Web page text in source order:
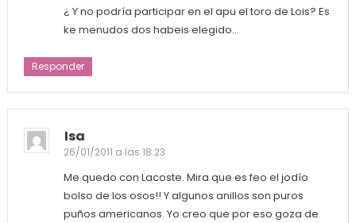
¿ Y no podría participar en el apu el toro de Lois? Es
ke menudos dos habeis elegido…
Responder
Isa
26/01/2011 a las 18:23
Me quedo con Lacoste. Mira que es feo el jodío
bolso de los osos!! Y algunos anillos son puros
puños americanos. Yo creo que por eso goza de